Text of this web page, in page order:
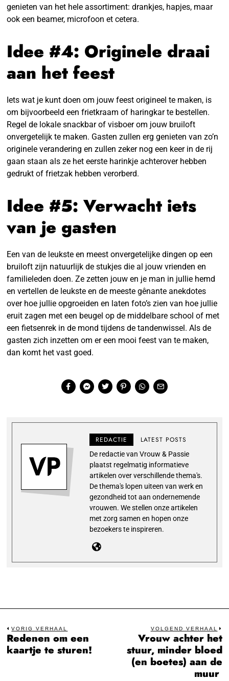
genieten van het hele assortiment: drankjes, hapjes, maar
ook een beamer, microfoon et cetera.
Idee #4: Originele draai
aan het feest
Iets wat je kunt doen om jouw feest origineel te maken, is
om bijvoorbeeld een frietkraam of haringkar te bestellen.
Regel de lokale snackbar of visboer om jouw bruiloft
onvergetelijk te maken. Gasten zullen erg genieten van zo’n
originele verandering en zullen zeker nog een keer in de rij
gaan staan als ze het eerste harinkje achterover hebben
gedrukt of frietzak hebben verorberd.
Idee #5: Verwacht iets
van je gasten
Een van de leukste en meest onvergetelijke dingen op een
bruiloft zijn natuurlijk de stukjes die al jouw vrienden en
familieleden doen. Ze zetten jouw en je man in jullie hemd
en vertellen de leukste en de meeste gênante anekdotes
over hoe jullie opgroeiden en laten foto’s zien van hoe jullie
eruit zagen met een beugel op de middelbare school of met
een fietsenrek in de mond tijdens de tandenwissel. Als de
gasten zich inzetten om er een mooi feest van te maken,
dan komt het vast goed.
REDACTIE LATEST POSTS
De redactie van Vrouw & Passie
plaatst regelmatig informatieve
artikelen over verschillende thema's.
De thema's lopen uiteen van werk en
gezondheid tot aan ondernemende
vrouwen. We stellen onze artikelen
met zorg samen en hopen onze
bezoekers te inspireren.
Bericht
navigatie
VORIG VERHAAL
Previous
post:
Redenen om een
kaartje te sturen!
VOLGEND VERHAAL
Vrouw achter het
stuur, minder bloed
(en boetes) aan de
muur